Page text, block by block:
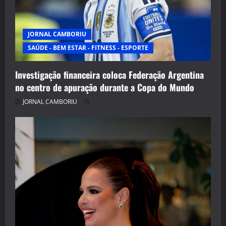
JORNAL CAMBORIU
SAÚDE - BEM ESTAR - FITNESS - ESPORTE
Investigação financeira coloca Federação Argentina
no centro de apuração durante a Copa do Mundo
JORNAL CAMBORIU